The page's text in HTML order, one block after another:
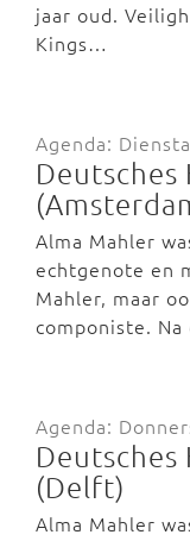
jaar oud.
Kings…
Agenda:
Deutsches
Alma Mahler
echtgenote en
Mahler, maar
componiste.
Agenda:
Deutsches
(Delft)
Alma Mahler